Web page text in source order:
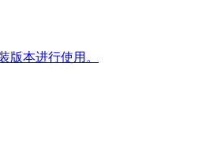
版本进行使用。